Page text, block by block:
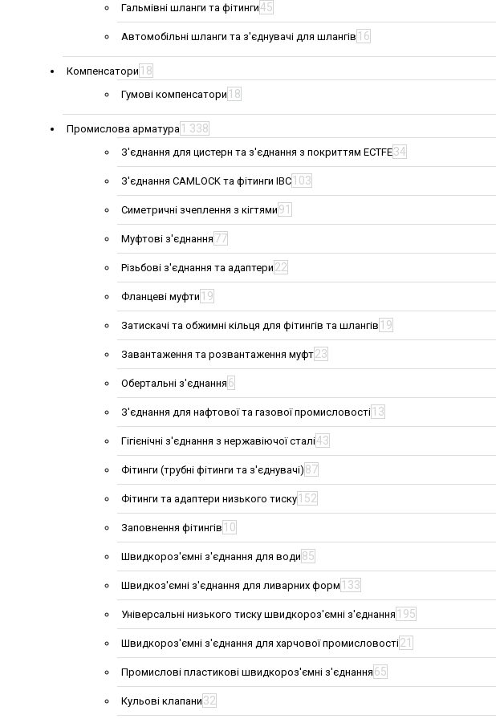
Гальмівні шланги та фітинги45
Автомобільні шланги та з'єднувачі для шлангів 16
Компенсатори 18
Гумові компенсатори 18
Промислова арматура 1 338
З'єднання для цистерн та з'єднання з покриттям ECTFE34
З'єднання CAMLOCK та фітинги IBC 103
Симетричні зчеплення з кігтями 91
Муфтові з'єднання 77
Різьбові з'єднання та адаптери 22
Фланцеві муфти 19
Затискачі та обжимні кільця для фітингів та шлангів 19
Завантаження та розвантаження муфт23
Обертальні з'єднання 6
З'єднання для нафтової та газової промисловості 13
Гігієнічні з'єднання з нержавіючої сталі43
Фітинги (трубні фітинги та з'єднувачі) 87
Фітинги та адаптери низького тиску 152
Заповнення фітингів 10
Швидкороз'ємні з'єднання для води 85
Швидкоз'ємні з'єднання для ливарних форм 133
Універсальні низького тиску швидкороз'ємні з'єднання 195
Швидкороз'ємні з'єднання для харчової промисловості21
Промислові пластикові швидкороз'ємні з'єднання 65
Кульові клапани 32